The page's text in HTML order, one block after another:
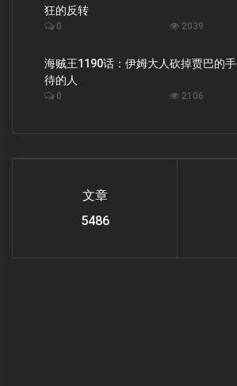
狂的反转
0 2039
海贼王1190话：伊姆大人砍掉贾巴的
待的人
0 2106
文章
6119